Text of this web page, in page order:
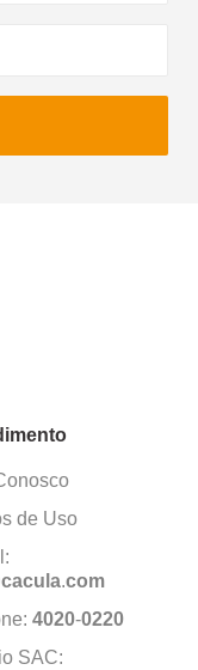
de Uso
.com
4020-0220
SAC: